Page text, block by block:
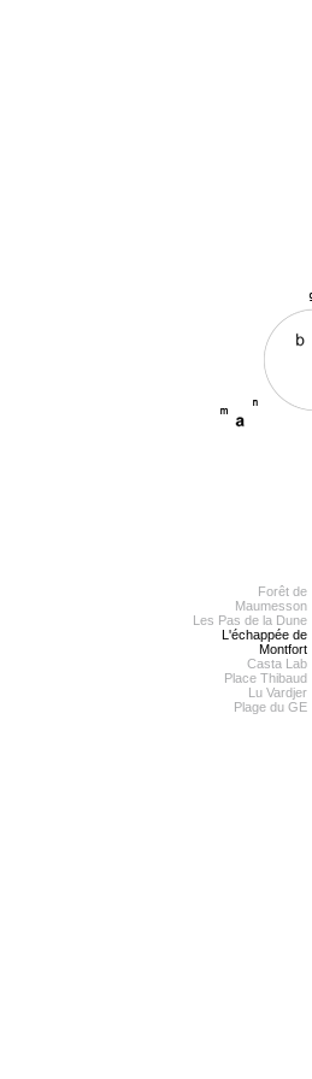
Forêt de
Maumesson
Les Pas de la Dune
L'échappée de
Montfort
Casta Lab
Place Thibaud
Lu Vardjer
Plage du GE